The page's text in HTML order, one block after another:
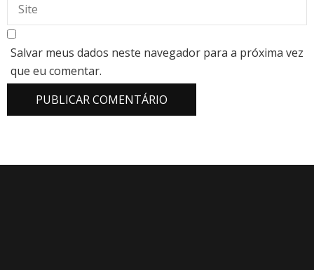
Salvar meus dados neste navegador para a próxima vez
que eu comentar.